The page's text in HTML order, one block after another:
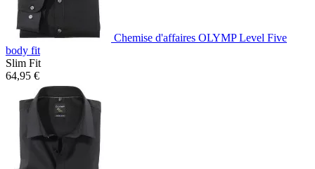
Chemise d'affaires OLYMP Level Five
body fit
Slim Fit
64,95 €